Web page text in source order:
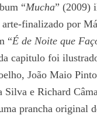
“Mucha” (2009)
finalizado por
“É de Noite que
capitulo foi
João Maio
Silva e Richard
prancha original